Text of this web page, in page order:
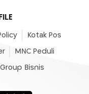
Kotak Pos
MNC Peduli
Group Bisnis